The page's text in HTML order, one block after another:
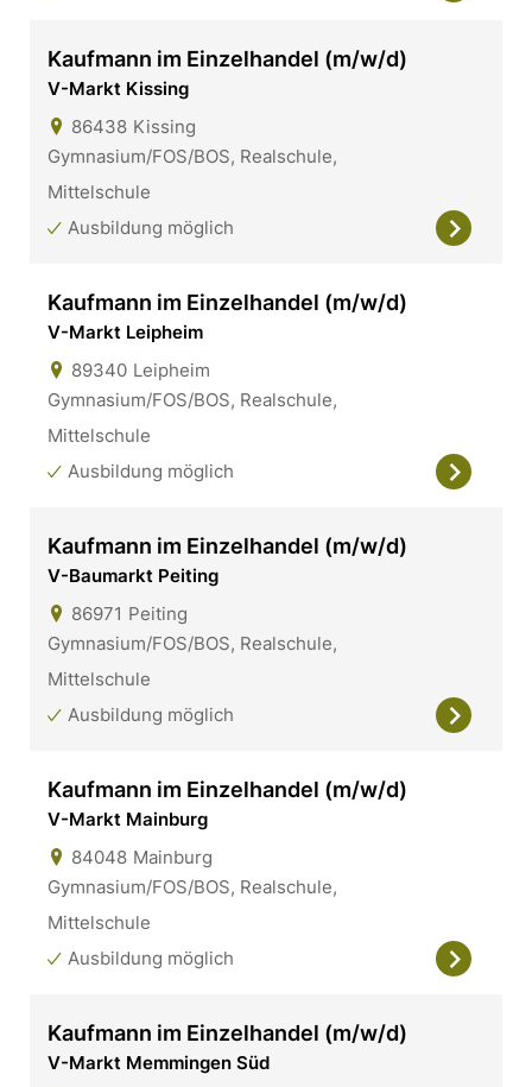
Kaufmann im Einzelhandel (m/w/d)
V-Markt Kissing
86438 Kissing
Gymnasium/FOS/BOS, Realschule,
Mittelschule
Ausbildung möglich
Kaufmann im Einzelhandel (m/w/d)
V-Markt Leipheim
89340 Leipheim
Gymnasium/FOS/BOS, Realschule,
Mittelschule
Ausbildung möglich
Kaufmann im Einzelhandel (m/w/d)
V-Baumarkt Peiting
86971 Peiting
Gymnasium/FOS/BOS, Realschule,
Mittelschule
Ausbildung möglich
Kaufmann im Einzelhandel (m/w/d)
V-Markt Mainburg
84048 Mainburg
Gymnasium/FOS/BOS, Realschule,
Mittelschule
Ausbildung möglich
Kaufmann im Einzelhandel (m/w/d)
V-Markt Memmingen Süd